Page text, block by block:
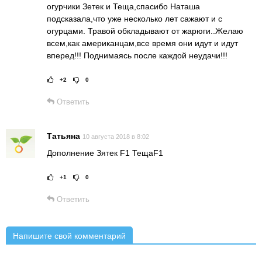
огурчики Зетек и Теща,спасибо Наташа
подсказала,что уже несколько лет сажают и с
огурцами. Травой обкладывают от жарюги..Желаю
всем,как американцам,все время они идут и идут
вперед!!! Поднимаясь после каждой неудачи!!!
Рейтинг статьи:
+2 0
Ответить
Татьяна 10 августа 2018 в 8:02
Дополнение Зятек F1 ТещаF1
Рейтинг статьи:
+1 0
Ответить
Напишите свой комментарий